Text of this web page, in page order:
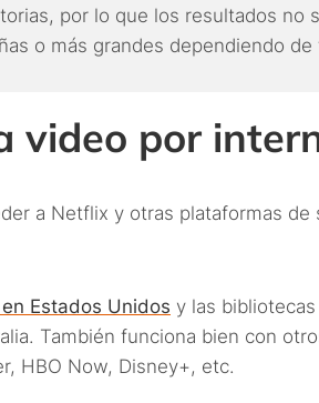
por lo que los resultados no
o más grandes dependiendo
video por
a Netflix y otras plataformas
Estados Unidos y las
También funciona bien con
HBO Now, Disney+, etc.